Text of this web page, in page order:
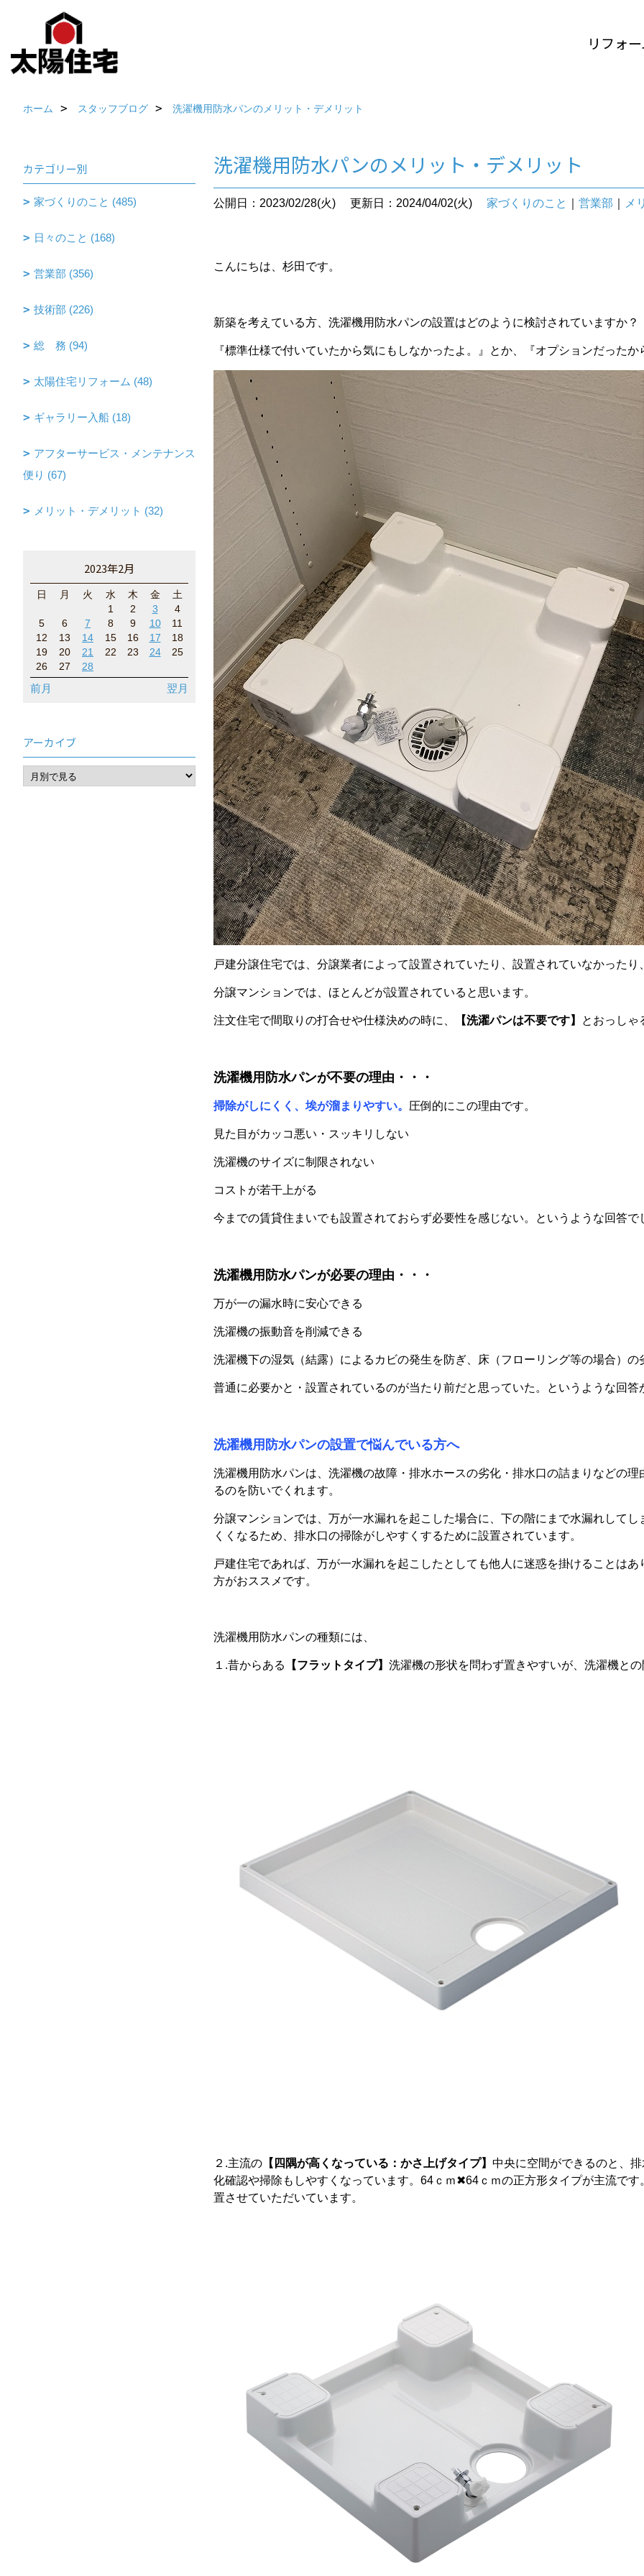
リフォ
ホーム スタッフブログ 洗濯機用防水パンのメリット・デメリット
洗濯機用防水パンのメリット・デメリット
公開日：2023/02/28(火) 更新日：2024/04/02(火) 家づくりのこと 営業部 メ
こんにちは、杉田です。
新築を考えている方、洗濯機用防水パンの設置はどのように検討されていますか？
『標準仕様で付いていたから気にもしなかったよ。』とか、『オプションだったか
戸建分譲住宅では、分譲業者によって設置されていたり、設置されていなかったり
分譲マンションでは、ほとんどが設置されていると思います。
注文住宅で間取りの打合せや仕様決めの時に、 【洗濯パンは不要です】 とおっしゃ
洗濯機用防水パンが不要の理由・・・
掃除がしにくく、埃が溜まりやすい。 圧倒的にこの理由です。
見た目がカッコ悪い・スッキリしない
洗濯機のサイズに制限されない
コストが若干上がる
今までの賃貸住まいでも設置されておらず必要性を感じない。というような回答で
洗濯機用防水パンが必要の理由・・・
万が一の漏水時に安心できる
洗濯機の振動音を削減できる
洗濯機下の湿気（結露） によるカビの発生を防ぎ、床（フローリング等の場合）の
普通に必要かと・設置されているのが当たり前だと思っていた。というような回答
洗濯機用防水パンの設置で悩んでいる方へ
洗濯機用防水パンは、洗濯機の故障・排水ホースの劣化・排水口の詰まりなどの
るのを防いでくれます。
分譲マンションでは、万が一水漏れを起こした場合に、下の階にまで水漏れして
くくなるため、排水口の掃除がしやすくするために設置されています。
戸建住宅であれば、万が一水漏れを起こしたとしても他人に迷惑を掛けることは
方がおススメです。
洗濯機用防水パンの種類には、
１.昔からある 【フラットタイプ】 洗濯機の形状を問わず置きやすいが、洗濯機と
２.主流の 【四隅が高くなっている：かさ上げタイプ】 中央に空間ができるのと、
化確認や掃除もしやすくなっています。 64ｃｍ✖64ｃｍの正方形タイプが主流で
置させていただいています。
カテゴリー別
家づくりのこと (485)
日々のこと (168)
営業部 (356)
技術部 (226)
総 務 (94)
太陽住宅リフォーム (48)
ギャラリー入船 (18)
アフターサービス・メンテナンス
便り (67)
メリット・デメリット (32)
2023年2月
日 月 火 水 木 金
土
1
2 3
4
5
6 7 8 9 10
11
12
13 14 15 16 17
18
19
20 21 22 23 24
25
26
27 28
前月 翌月
アーカイブ